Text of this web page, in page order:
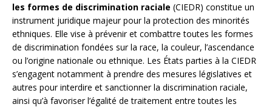
les formes de discrimination raciale (CIEDR) constitue un
instrument juridique majeur pour la protection des minorités
ethniques. Elle vise à prévenir et combattre toutes les formes
de discrimination fondées sur la race, la couleur, l’ascendance
ou l’origine nationale ou ethnique. Les États parties à la CIEDR
s’engagent notamment à prendre des mesures législatives et
autres pour interdire et sanctionner la discrimination raciale,
ainsi qu’à favoriser l’égalité de traitement entre toutes les